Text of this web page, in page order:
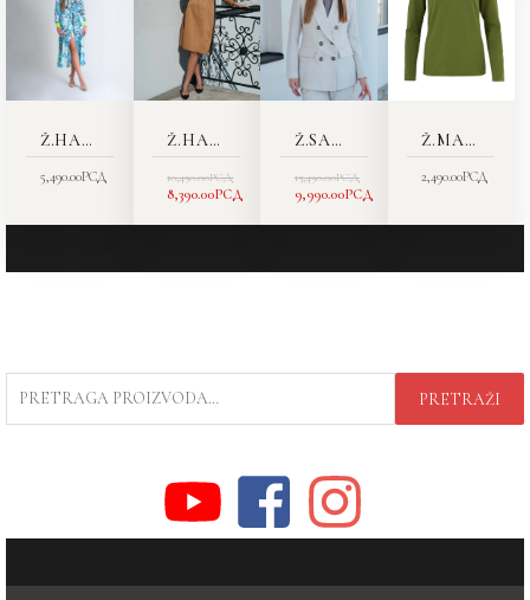
Ž.HALJINA 4437-32
5,490.00РСД
Ž.HALJINA 4363-30
10,490.00РСД
10,490.00РСД.
8,390.00РСД
Ž.SAKO 5446-11
13,490.00РСД
13,490.00РСД.
9,990.00РСД
Ž.MAJICA 8559 C
2,490.00РСД
ZA:
PRETRAŽI